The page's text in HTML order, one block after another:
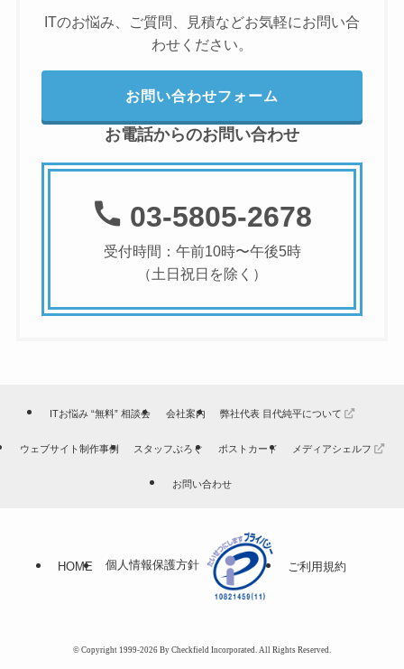
ITのお悩み、ご質問、見積などお気軽にお問い合
わせください。
お問い合わせフォーム
お電話からのお問い合わせ
03-5805-2678
受付時間：午前10時〜午後5時
（土日祝日を除く）
ITお悩み “無料” 相談会 会社案内 弊社代表 目代純平について
ウェブサイト制作事例 スタッフぶろぐ ポストカード メディアシェルフ
お問い合わせ
HOME 個人情報保護方針 ご利用規約
© Copyright 1999-2026 By Checkfield Incorporated. All Rights Reserved.